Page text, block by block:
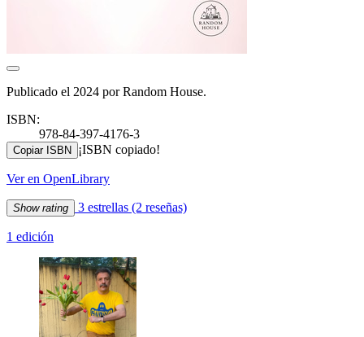
Publicado el 2024 por Random House.
ISBN:
978-84-397-4176-3
Copiar ISBN ¡ISBN copiado!
Ver en OpenLibrary
Show rating 3 estrellas (2 reseñas)
1 edición